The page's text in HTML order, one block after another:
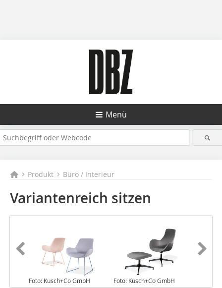
Menü
Produkt Büro / Interieur
Variantenreich sitzen
Foto: Kusch+Co GmbH Foto: Kusch+Co GmbH